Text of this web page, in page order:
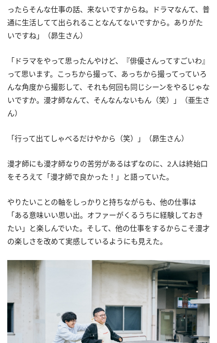
ったらそんな仕事の話、来ないですからね。ドラマなんて、普
通に生活してて出られることなんてないですから。ありがた
いですね」（昴生さん）
「ドラマをやって思ったんやけど、『俳優さんってすごいわ』
って思います。こっちから撮って、あっちから撮ってっていろ
んな角度から撮影して、それも何回も同じシーンをやるじゃな
いですか。漫才師なんて、そんなんないもん（笑）」（亜生さ
ん）
「行って出てしゃべるだけやから（笑）」（昴生さん）
漫才師にも漫才師なりの苦労があるはずなのに、2人は終始口
をそろえて「漫才師で良かった！」と語っていた。
やりたいことの軸をしっかりと持ちながらも、他の仕事は
「ある意味いい思い出。オファーがくるうちに経験しておき
たい」と楽しんでいた。そして、他の仕事をするからこそ漫才
の楽しさを改めて実感しているようにも見えた。